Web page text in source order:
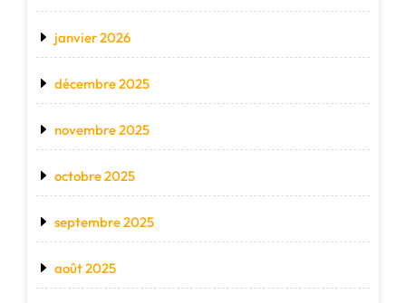
janvier 2026
décembre 2025
novembre 2025
octobre 2025
septembre 2025
août 2025